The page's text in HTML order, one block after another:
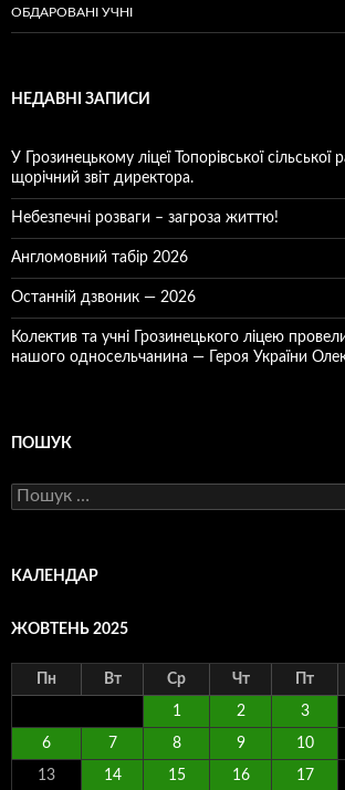
ОБДАРОВАНІ УЧНІ
НЕДАВНІ ЗАПИСИ
У Грозинецькому ліцеї Топорівської сільської
щорічний звіт директора.
Небезпечні розваги – загроза життю!
Англомовний табір 2026
Останній дзвоник — 2026
Колектив та учні Грозинецького ліцею
нашого односельчанина — Героя України
ПОШУК
Пошук:
КАЛЕНДАР
ЖОВТЕНЬ 2025
Пн Вт Ср Чт Пт
1 2 3
6 7 8 9 10
13 14 15 16 17